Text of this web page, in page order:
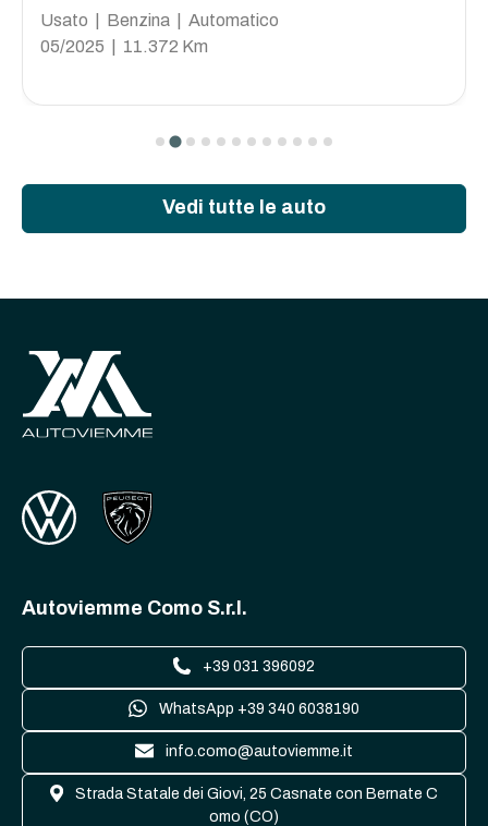
Usato | Benzina | Automatico
05/2025 | 11.372 Km
Vedi tutte le auto
Autoviemme Como S.r.l.
+39 031 396092
WhatsApp +39 340 6038190
info.como@autoviemme.it
Strada Statale dei Giovi, 25 Casnate con Bernate C
omo (CO)